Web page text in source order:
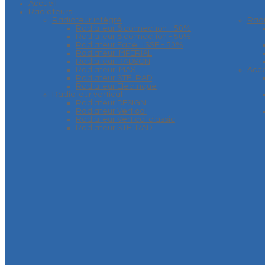
Accueil
Radiateurs
Radiateur intégré
Radiateur 6 connection - 50%
Radiateur 8 connection - 50%
Radiateur Face LISSE - 50%
Radiateur IMPERIAL
Radiateur RADSON
Radiateur IMAS
Radiateur STELRAD
Radiateur Electrique
Radiateur vertical
Radiateur DESIGN
Radiateur Vertical
Radiateur Vertical classic
Radiateur STELRAD